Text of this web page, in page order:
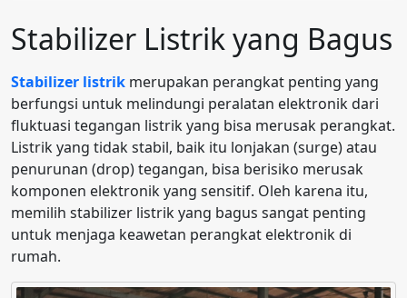
Stabilizer Listrik yang Bagus
Stabilizer listrik merupakan perangkat penting yang
berfungsi untuk melindungi peralatan elektronik dari
fluktuasi tegangan listrik yang bisa merusak perangkat.
Listrik yang tidak stabil, baik itu lonjakan (surge) atau
penurunan (drop) tegangan, bisa berisiko merusak
komponen elektronik yang sensitif. Oleh karena itu,
memilih stabilizer listrik yang bagus sangat penting
untuk menjaga keawetan perangkat elektronik di
rumah.